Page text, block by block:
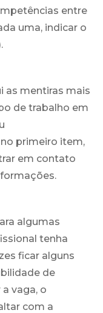
entre
uma, indicar o
as mentiras mais
de trabalho em
primeiro item,
em contato
algumas
tenha
ficar alguns
de
vaga, o
com a